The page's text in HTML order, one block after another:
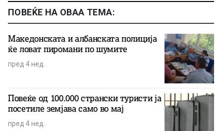
ПОВЕЌЕ НА ОВАА ТЕМА:
Македонската и албанската полиција
ќе ловат пиромани по шумите
пред 4 нед.
Повеќе од 100.000 странски туристи ја
посетиле земјава само во мај
пред 4 нед.